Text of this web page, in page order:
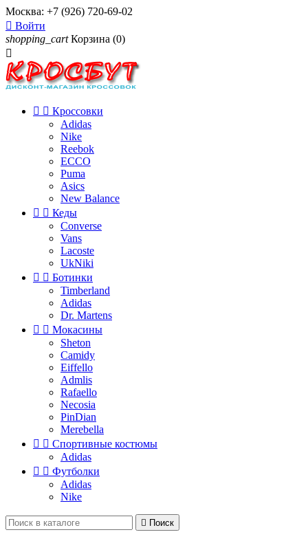
Москва: +7 (926) 720-69-02
 Войти
shopping_cart Корзина (0)

  Кроссовки
Adidas
Nike
Reebok
ECCO
Puma
Asics
New Balance
  Кеды
Converse
Vans
Lacoste
UkNiki
  Ботинки
Timberland
Adidas
Dr. Martens
  Мокасины
Sheton
Camidy
Eiffello
Admlis
Rafaello
Necosia
PinDian
Merebella
  Спортивные костюмы
Adidas
  Футболки
Adidas
Nike
 Поиск